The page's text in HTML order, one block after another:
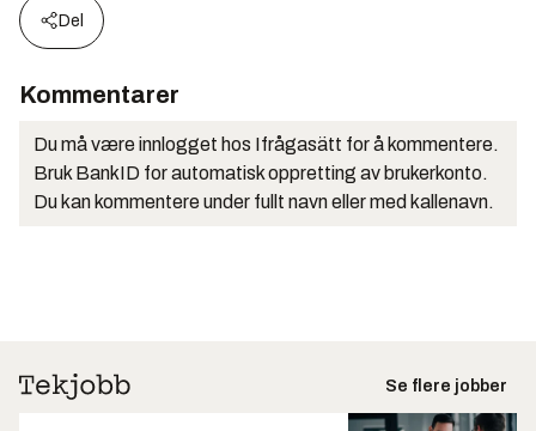
Del
Kommentarer
Du må være innlogget hos Ifrågasätt for å kommentere.
Bruk BankID for automatisk oppretting av brukerkonto.
Du kan kommentere under fullt navn eller med kallenavn.
Se flere jobber